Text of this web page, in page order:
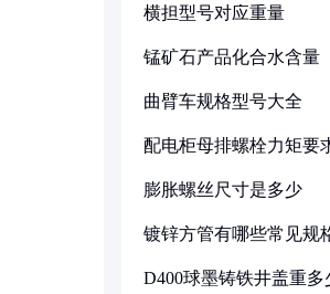
横担型号对应重量
锰矿石产品化合水含量
曲臂车规格型号大全
配电柜母排螺栓力矩要
膨胀螺丝尺寸是多少
镀锌方管有哪些常见规
D400球墨铸铁井盖重多